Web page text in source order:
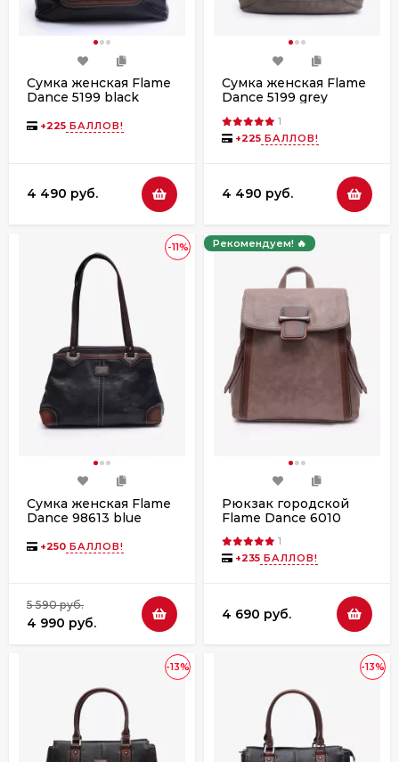
Сумка женская Flame
Dance 5199 black
+225 БАЛЛОВ!
4 490 руб.
Сумка женская Flame
Dance 5199 grey
1
+225 БАЛЛОВ!
4 490 руб.
-11%
Сумка женская Flame
Dance 98613 blue
+250 БАЛЛОВ!
5 590 руб.
4 990 руб.
Рекомендуем! 🔥
Рюкзак городской
Flame Dance 6010
1
+235 БАЛЛОВ!
4 690 руб.
-13% -13%